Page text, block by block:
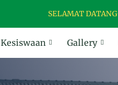
SELAMAT DATANG DI
Kesiswaan Gallery